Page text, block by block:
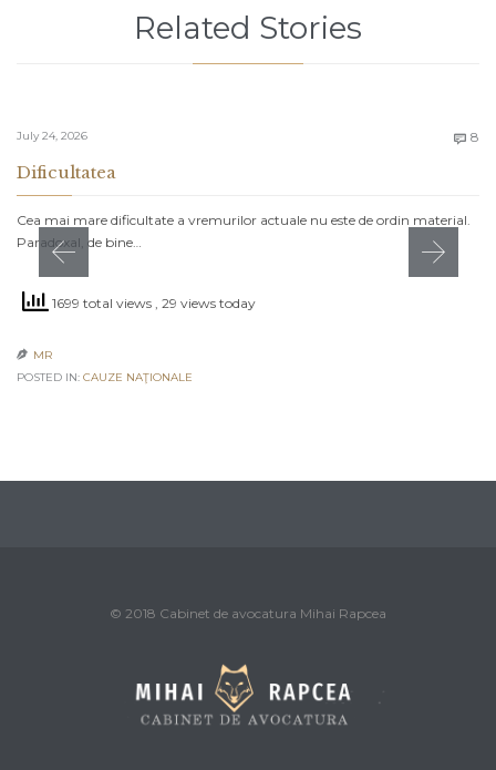
Related Stories
July 24, 2026  8
Dificultatea
Cea mai mare dificultate a vremurilor actuale nu este de ordin material.
Paradoxal, de bine…
1699 total views , 29 views today
 MR
POSTED IN: CAUZE NAŢIONALE
© 2018 Cabinet de avocatura Mihai Rapcea